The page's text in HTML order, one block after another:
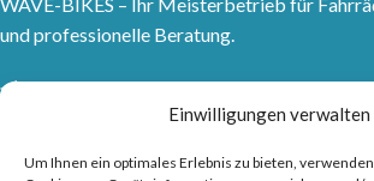
Einwilligungen verwalten
Um Ihnen ein optimales Erlebnis zu bieten,
WAVE-BIKES – Ihr Meisterbetrieb für
und professionelle Beratung.
Sanddornweg 10, 53773 Hennef (Sieg)
Tel: 02242 9176417